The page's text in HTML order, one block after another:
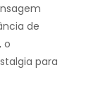
de
o
para